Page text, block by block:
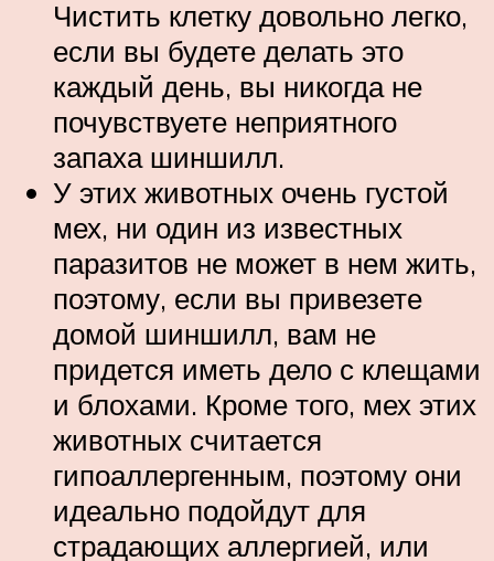
Чистить клетку довольно легко,
если вы будете делать это
каждый день, вы никогда не
почувствуете неприятного
запаха шиншилл.
У этих животных очень густой
мех, ни один из известных
паразитов не может в нем жить,
поэтому, если вы привезете
домой шиншилл, вам не
придется иметь дело с клещами
и блохами. Кроме того, мех этих
животных считается
гипоаллергенным, поэтому они
идеально подойдут для
страдающих аллергией, или